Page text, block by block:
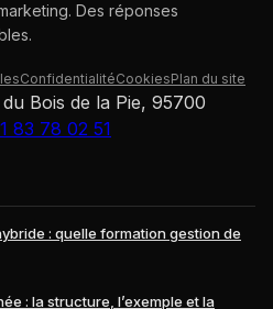
Des réponses
ConfidentialitéCookiesPlan du site
du Bois de la Pie, 95700
83 78 02 51
: quelle formation gestion de
: la structure, l’exemple et la